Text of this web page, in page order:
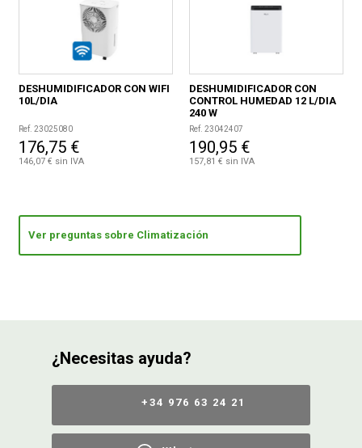
DESHUMIDIFICADOR CON WIFI
10L/DIA
Ref. 23025080
176,75 €
146,07 € sin IVA
DESHUMIDIFICADOR CON
CONTROL HUMEDAD 12 L/DIA
240 W
Ref. 23042407
190,95 €
157,81 € sin IVA
Ver preguntas sobre Climatización
¿Necesitas ayuda?
+34 976 63 24 21